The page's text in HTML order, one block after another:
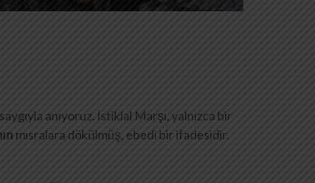
anıyoruz. İstiklal Marşı, yalnızca bir
mısralara dökülmüş, ebedi bir ifadesidir.